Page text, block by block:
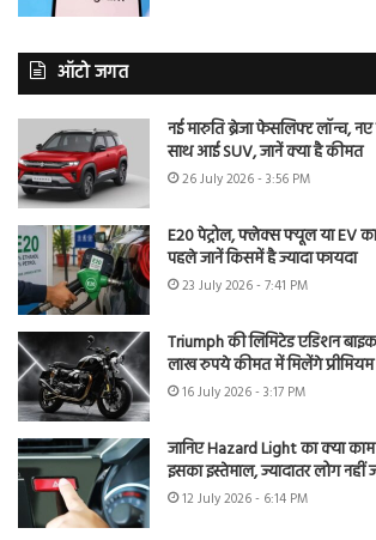
ऑटो जगत
नई मारुति ब्रेजा फेसलिफ्ट लॉन्च,
साथ आई SUV, जानें क्या है कीमत
26 July 2026 - 3:56 PM
E20 पेट्रोल, फ्लेक्स फ्यूल या EV
पहले जानें किसमें है ज्यादा फायदा
23 July 2026 - 7:41 PM
Triumph की लिमिटेड एडिशन
लाख रुपये कीमत में मिलेंगे प्रीमियम
16 July 2026 - 3:17 PM
जानिए Hazard Light का क्या
इसका इस्तेमाल, ज्यादातर लोग नहीं
12 July 2026 - 6:14 PM